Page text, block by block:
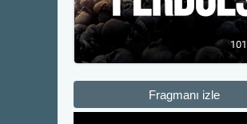
Fragmanı izle